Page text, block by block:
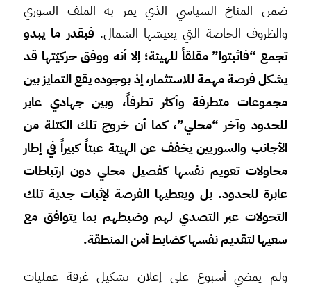
ضمن المناخ السياسي الذي يمر به الملف السوري
والظروف الخاصة التي يعيشها الشمال. فبقدر ما يبدو
تجمع “فاثبتوا” مقلقاً للهيئة؛ إلا أنه ووفق حركيّتها قد
يشكل فرصة مهمة للاستثمار، إذ بوجوده يقع التمايز بين
مجموعات متطرفة وأكثر تطرفاً، وبين جهادي عابر
للحدود وآخر “محلي”، كما أن خروج تلك الكتلة من
الأجانب والسوريين يخفف عن الهيئة عبئاً كبيراً في إطار
محاولات تعويم نفسها كفصيل محلي دون ارتباطات
عابرة للحدود. بل ويعطيها الفرصة لإثبات جدية تلك
التحولات عبر التصدي لهم وضبطهم بما يتوافق مع
سعيها لتقديم نفسها كضابط أمن المنطقة.
ولم يمضي أسبوع على إعلان تشكيل غرفة عمليات